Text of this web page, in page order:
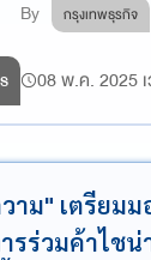
By กรุงเทพธุรกิจ
08 พ.ค. 2025
ม" เตรียมม
รร่วมค้าไชน่